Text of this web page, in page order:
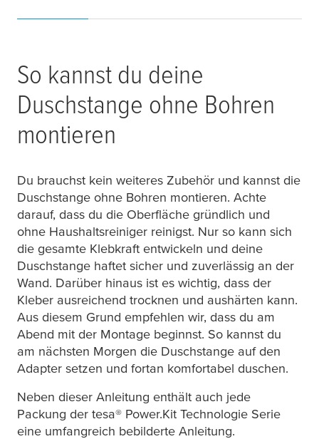
So kannst du deine
Duschstange ohne Bohren
montieren
Du brauchst kein weiteres Zubehör und kannst die
Duschstange ohne Bohren montieren. Achte
darauf, dass du die Oberfläche gründlich und
ohne Haushaltsreiniger reinigst. Nur so kann sich
die gesamte Klebkraft entwickeln und deine
Duschstange haftet sicher und zuverlässig an der
Wand. Darüber hinaus ist es wichtig, dass der
Kleber ausreichend trocknen und aushärten kann.
Aus diesem Grund empfehlen wir, dass du am
Abend mit der Montage beginnst. So kannst du
am nächsten Morgen die Duschstange auf den
Adapter setzen und fortan komfortabel duschen.
Neben dieser Anleitung enthält auch jede
Packung der tesa® Power.Kit Technologie Serie
eine umfangreich bebilderte Anleitung.